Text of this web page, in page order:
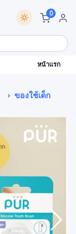
0
หน้าแรก
ของใช้เด็ก